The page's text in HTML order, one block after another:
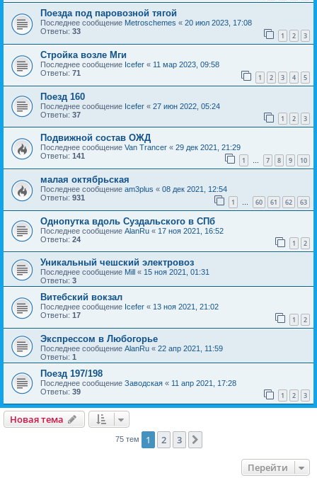
Поезда под паровозной тягой
Последнее сообщение Metroschemes « 20 июл 2023, 17:08
Ответы: 33 1 2 3
Стройка возле Мги
Последнее сообщение Icefer « 11 мар 2023, 09:58
Ответы: 71 1 2 3 4 5
Поезд 160
Последнее сообщение Icefer « 27 июн 2022, 05:24
Ответы: 37 1 2 3
Подвижной состав ОЖД
Последнее сообщение Van Trancer « 29 дек 2021, 21:29
Ответы: 141 1 … 7 8 9 10
малая октябрьская
Последнее сообщение am3plus « 08 дек 2021, 12:54
Ответы: 931 1 60 61 62 63
Однопутка вдоль Суздальского в СПб
Последнее сообщение AlanRu « 17 ноя 2021, 16:52
Ответы: 24 1 2
Уникальный чешский электровоз
Последнее сообщение Mill « 15 ноя 2021, 01:31
Ответы: 3
Витебский вокзал
Последнее сообщение Icefer « 13 ноя 2021, 21:02
Ответы: 17 1 2
Экспрессом в Любогорье
Последнее сообщение AlanRu « 22 апр 2021, 11:59
Ответы: 1
Поезд 197/198
Последнее сообщение Заводская « 11 апр 2021, 17:28
Ответы: 39 1 2 3
Новая тема
75 тем 1 2 3
Перейти